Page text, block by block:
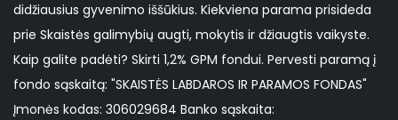
didžiausius gyvenimo iššūkius. Kiekviena parama prisideda
prie Skaistės galimybių augti, mokytis ir džiaugtis vaikyste.
Kaip galite padėti? Skirti 1,2% GPM fondui. Pervesti paramą į
fondo sąskaitą: "SKAISTĖS LABDAROS IR PARAMOS FONDAS"
Įmonės kodas: 306029684 Banko sąskaita: